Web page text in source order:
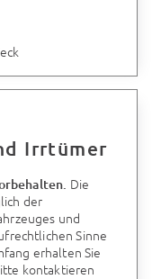
Irrtümer
Die
der
und
Sinne
erhalten Sie
kontaktieren